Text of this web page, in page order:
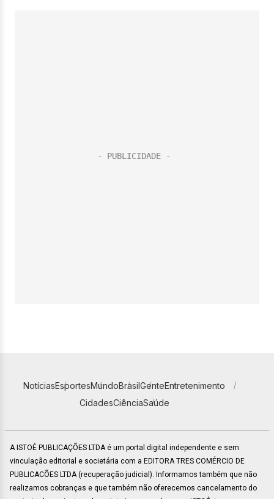
NotíciasEsportesMundoBrasilGenteEntretenimento
CidadesCiênciaSaúde
A ISTOÉ PUBLICAÇÕES LTDA é um portal digital independente e sem
vinculação editorial e societária com a EDITORA TRES COMÉRCIO DE
PUBLICACÕES LTDA (recuperação judicial). Informamos também que não
realizamos cobranças e que também não oferecemos cancelamento do